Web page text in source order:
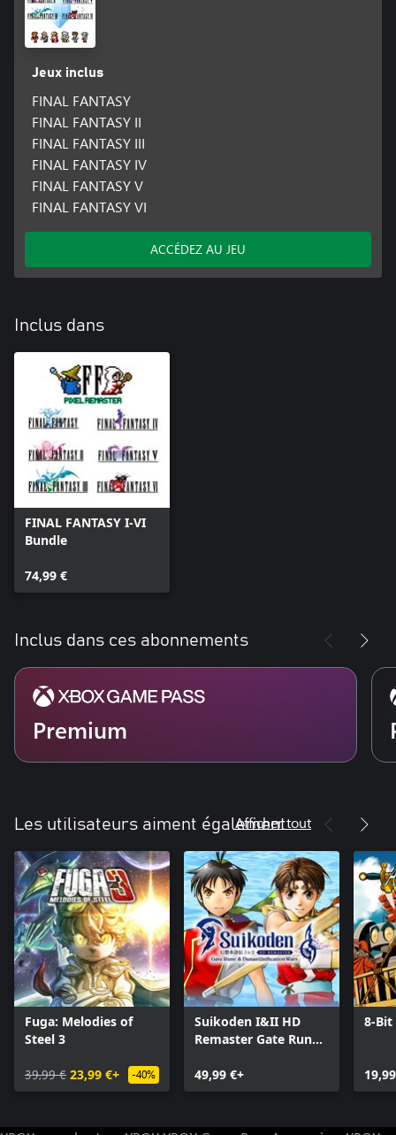
Jeux inclus
FINAL FANTASY
FINAL FANTASY II
FINAL FANTASY III
FINAL FANTASY IV
FINAL FANTASY V
FINAL FANTASY VI
ACCÉDEZ AU JEU
Inclus dans
FINAL FANTASY I-VI
Bundle
74,99 €
Inclus dans ces abonnements
Premium
Les utilisateurs aiment également
Afficher tout
Fuga: Melodies of
Steel 3
39,99 € 23,99 €+ -40%
Suikoden I&II HD
Remaster Gate Rune
Unification Wars
49,99 €+
8-Bit